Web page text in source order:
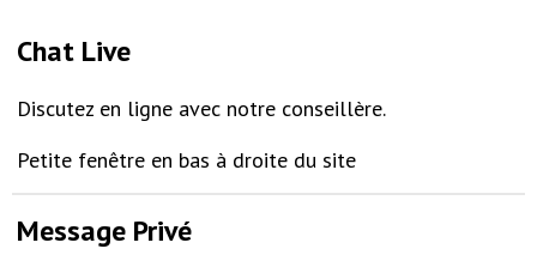
Chat Live
Discutez en ligne avec notre conseillère.
Petite fenêtre en bas à droite du site
Message Privé